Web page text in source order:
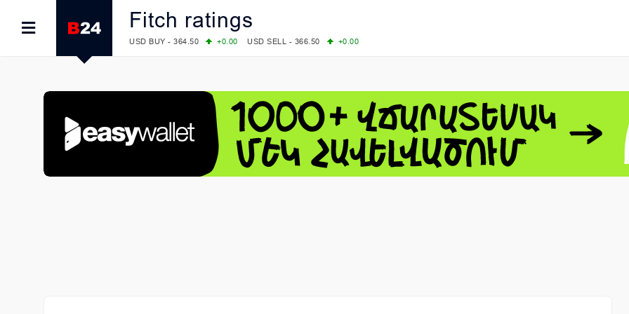
Fitch ratings
USD BUY - 364.50 +0.00 USD SELL - 366.50
+0.00
COMEX: PLATINUM - 1749.90
LME: ALUMINIUM - 3184.00
-0.27 COPPER - 13791.00
-0.12
LME: NICKEL - 17249.00
+0.09 TIN - 55268.00
+2.50
LME: LEAD - 1877.50
-1.00 ZINC - 3643.00
+1.43
FOREX: USD/JPY - 158.37
+0.44 EUR/GBP - 1.1521
-0.23
FOREX: EUR/USD - 1.1521
-0.23 GBP/USD - 1.3448
-0.08